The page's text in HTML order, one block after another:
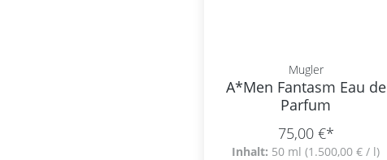
Mugler
A*Men Fantasm Eau de
Parfum
75,00 €*
Inhalt: 50 ml(1.500,00 € / l)